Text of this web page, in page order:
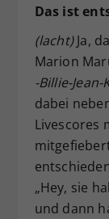
Das ist
(lacht)Ja,
Marion
-Billie-
dabei
Livescores
„Hey, sie
und dann